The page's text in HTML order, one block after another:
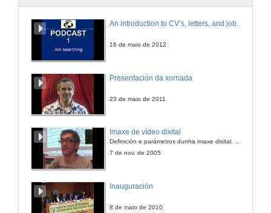
23 de xuño de 2025
An introduction to CV’s, letters, and job searching
16 de maio de 2012
Presentación da xornada
23 de maio de 2011
Imaxe de vídeo dixital
7 de nov. de 2005
Inauguración
8 de maio de 2010